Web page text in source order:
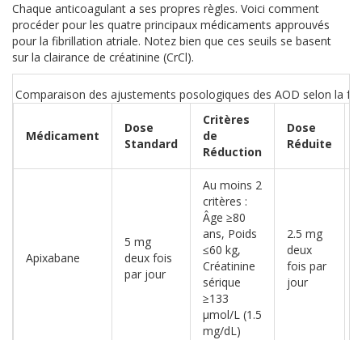
Chaque anticoagulant a ses propres règles. Voici comment
procéder pour les quatre principaux médicaments approuvés
pour la fibrillation atriale. Notez bien que ces seuils se basent
sur la clairance de créatinine (CrCl).
Comparaison des ajustements posologiques des AOD selon la
Médicament
Dose
Standard
Critères
de
Réduction
Dose
Réduite
Apixabane
5 mg
deux fois
par jour
Au moins 2
critères :
Âge ≥80
ans, Poids
≤60 kg,
Créatinine
sérique
≥133
µmol/L (1.5
mg/dL)
2.5 mg
deux
fois par
jour